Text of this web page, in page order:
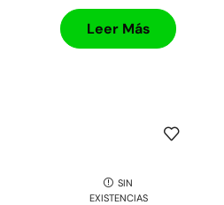
Leer Más
SIN
EXISTENCIAS